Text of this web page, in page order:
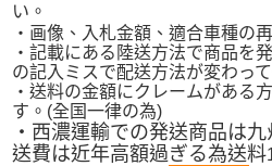
い。
・画像、入札金額、適合車種の
・記載にある陸送方法で商品を
の記入ミスで配送方法が変わっ
・送料の金額にクレームがある
す。 (全国一律の為)
・西濃運輸での発送商品は
送費は近年高額過ぎる為送料